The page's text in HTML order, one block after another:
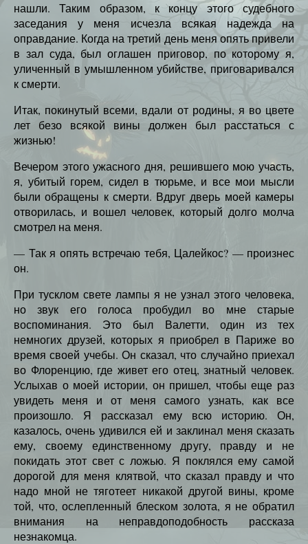
нашли. Таким образом, к концу этого судебного
заседания у меня исчезла всякая надежда на
оправдание. Когда на третий день меня опять привели
в зал суда, был оглашен приговор, по которому я,
уличенный в умышленном убийстве, приговаривался
к смерти.
Итак, покинутый всеми, вдали от родины, я во цвете
лет безо всякой вины должен был расстаться с
жизнью!
Вечером этого ужасного дня, решившего мою участь,
я, убитый горем, сидел в тюрьме, и все мои мысли
были обращены к смерти. Вдруг дверь моей камеры
отворилась, и вошел человек, который долго молча
смотрел на меня.
— Так я опять встречаю тебя, Цалейкос? — произнес
он.
При тусклом свете лампы я не узнал этого человека,
но звук его голоса пробудил во мне старые
воспоминания. Это был Валетти, один из тех
немногих друзей, которых я приобрел в Париже во
время своей учебы. Он сказал, что случайно приехал
во Флоренцию, где живет его отец, знатный человек.
Услыхав о моей истории, он пришел, чтобы еще раз
увидеть меня и от меня самого узнать, как все
произошло. Я рассказал ему всю историю. Он,
казалось, очень удивился ей и заклинал меня сказать
ему, своему единственному другу, правду и не
покидать этот свет с ложью. Я поклялся ему самой
дорогой для меня клятвой, что сказал правду и что
надо мной не тяготеет никакой другой вины, кроме
той, что, ослепленный блеском золота, я не обратил
внимания на неправдоподобность рассказа
незнакомца.